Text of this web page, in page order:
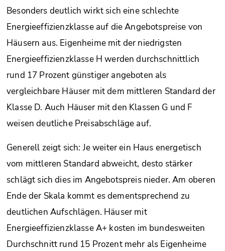
Besonders deutlich wirkt sich eine schlechte
Energieeffizienzklasse auf die Angebotspreise von
Häusern aus. Eigenheime mit der niedrigsten
Energieeffizienzklasse H werden durchschnittlich
rund 17 Prozent günstiger angeboten als
vergleichbare Häuser mit dem mittleren Standard der
Klasse D. Auch Häuser mit den Klassen G und F
weisen deutliche Preisabschläge auf.
Generell zeigt sich: Je weiter ein Haus energetisch
vom mittleren Standard abweicht, desto stärker
schlägt sich dies im Angebotspreis nieder. Am oberen
Ende der Skala kommt es dementsprechend zu
deutlichen Aufschlägen. Häuser mit
Energieeffizienzklasse A+ kosten im bundesweiten
Durchschnitt rund 15 Prozent mehr als Eigenheime